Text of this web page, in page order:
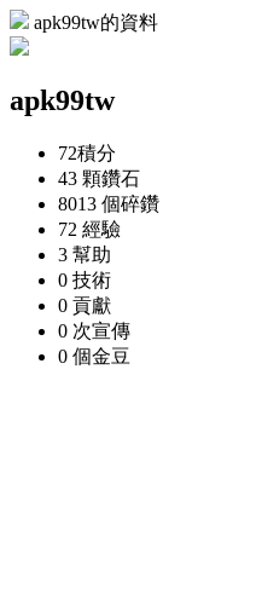
apk99tw的資料
apk99tw
72積分
43 顆鑽石
8013 個碎鑽
72 經驗
3 幫助
0 技術
0 貢獻
0 次宣傳
0 個金豆